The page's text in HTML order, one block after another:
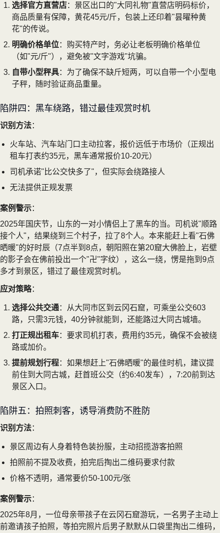
选择官方直营店：景区出口的"大同礼物"直营店明码标价，
商品质量有保障，黄花45元/斤，包装上还印着"昙曜种黄
花"的传说。
明确价格单位：购买特产时，务必让老板明确价格单位
（如"元/斤"），避免被"文字游戏"坑骗。
自带小型秤具：为了确保不缺斤短两，可以自带一个小型电
子秤，随时验证商品重量。
陷阱四：黑车绕路，错过最佳观赏时机
识别方法：
火车站、汽车站门口主动拉客，报价远低于市场价（正规出
租车打表约35元，黑车通常报价10-20元）
司机承诺"比公交快多了"，但实际会绕路接人
无法提供正规发票
案例警示：
2025年国庆节，山东的一对小情侣上了黑车的当。司机说"顺路
接个人"，结果绕到三个村子，拉了8个人。本来能赶上看"石佛
晒暖"的好时辰（7点半到8点，朝阳照在第20窟大佛脸上，岩壁
的影子会在佛前投出一个"卍"字纹），这么一绕，愣是拖到9点
多才到景区，错过了最佳观赏时机。
应对策略：
选择公共交通：从大同市区到云冈石窟，可乘坐公交603
路，只需3元钱，40分钟就能到，还能路过大同古城墙。
打正规出租车：要求司机打表，费用约35元，确保不会被绕
路或加价。
提前规划行程：如果想赶上"石佛晒暖"的最佳时机，建议提
前住到大同古城，赶首班公交（约6:40发车），7:20前到达
景区入口。
陷阱五：拍照刺客，诱导消费防不胜防
识别方法：
景区周边有人身着特色装扮服，主动招揽游客拍照
拍照前不提及收费，拍完后掏出二维码要求付款
价格不透明，通常要价50-100元/张
案例警示：
2025年8月，一位母亲带孩子在云冈石窟游玩，一名男子主动上
前邀请孩子拍照，等拍完照片后男子默默从口袋里掏出二维码，